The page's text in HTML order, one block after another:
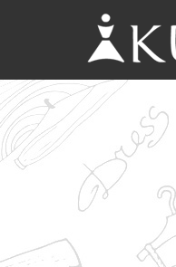
KUMT
Haljine
online